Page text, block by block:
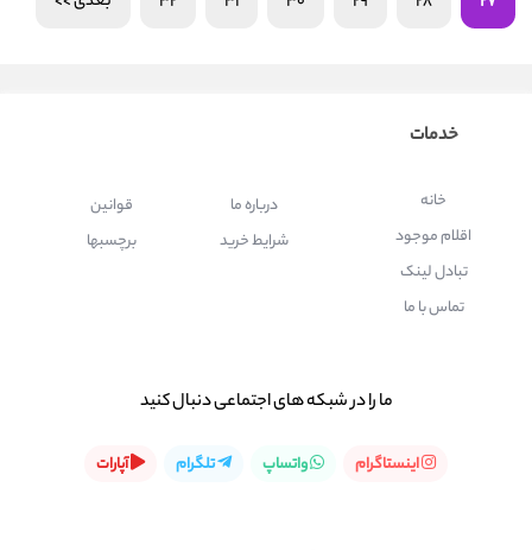
خدمات
خانه
اقلام موجود
تبادل لینک
تماس با ما
درباره ما
شرایط خرید
قوانین
برچسبها
ما را در شبكه های اجتماعی دنبال کنید
اینستاگرام واتساپ تلگرام آپارات